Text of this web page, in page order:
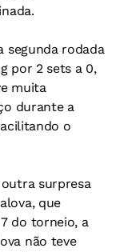
segunda rodada
por 2 sets a 0,
muita
durante a
o
surpresa
que
do torneio, a
não teve